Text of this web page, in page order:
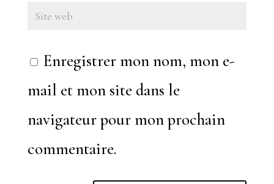
Enregistrer mon nom, mon e-
mail et mon site dans le
navigateur pour mon prochain
commentaire.